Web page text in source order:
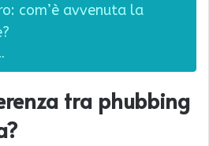
com’è avvenuta la
tra phubbing